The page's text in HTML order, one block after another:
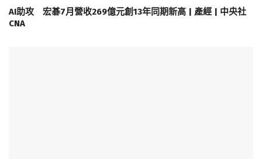
AI助攻 宏碁7月營收269億元創13年同期新高 | 產經 | 中央社
CNA